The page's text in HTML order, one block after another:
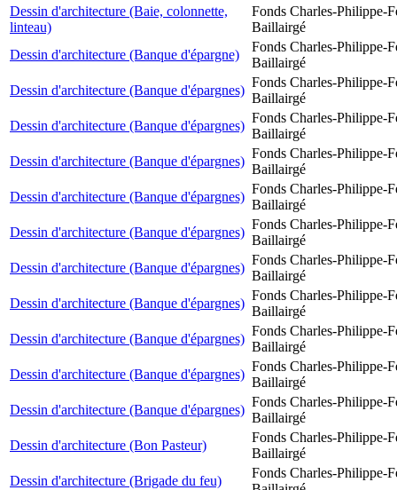
Dessin d'architecture (Baie, colonnette,
linteau)
Fonds Charles-Philippe-
Baillairgé
Dessin d'architecture (Banque d'épargne)
Fonds Charles-Philippe-
Baillairgé
Dessin d'architecture (Banque d'épargnes)
Fonds Charles-Philippe-
Baillairgé
Dessin d'architecture (Banque d'épargnes)
Fonds Charles-Philippe-
Baillairgé
Dessin d'architecture (Banque d'épargnes)
Fonds Charles-Philippe-
Baillairgé
Dessin d'architecture (Banque d'épargnes)
Fonds Charles-Philippe-
Baillairgé
Dessin d'architecture (Banque d'épargnes)
Fonds Charles-Philippe-
Baillairgé
Dessin d'architecture (Banque d'épargnes)
Fonds Charles-Philippe-
Baillairgé
Dessin d'architecture (Banque d'épargnes)
Fonds Charles-Philippe-
Baillairgé
Dessin d'architecture (Banque d'épargnes)
Fonds Charles-Philippe-
Baillairgé
Dessin d'architecture (Banque d'épargnes)
Fonds Charles-Philippe-
Baillairgé
Dessin d'architecture (Banque d'épargnes)
Fonds Charles-Philippe-
Baillairgé
Dessin d'architecture (Bon Pasteur)
Fonds Charles-Philippe-
Baillairgé
Dessin d'architecture (Brigade du feu)
Fonds Charles-Philippe-